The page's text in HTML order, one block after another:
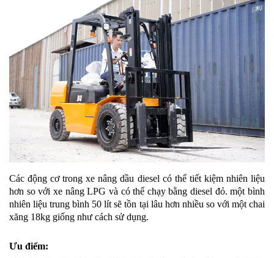
Các động cơ trong xe nâng dầu diesel có thể tiết kiệm nhiên liệu
hơn so với xe nâng LPG và có thể chạy bằng diesel đỏ. một bình
nhiên liệu trung bình 50 lít sẽ tồn tại lâu hơn nhiều so với một chai
xăng 18kg giống như cách sử dụng.
Ưu điểm: